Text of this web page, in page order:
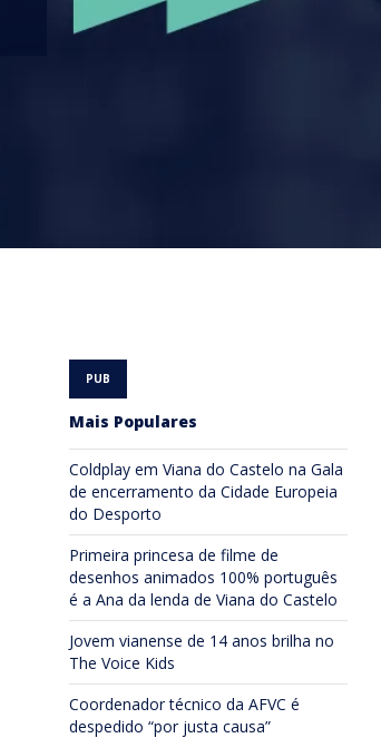
Mais Populares
Coldplay em Viana do Castelo na Gala
de encerramento da Cidade Europeia
do Desporto
Primeira princesa de filme de
desenhos animados 100% português
é a Ana da lenda de Viana do Castelo
Jovem vianense de 14 anos brilha no
The Voice Kids
Coordenador técnico da AFVC é
despedido “por justa causa”